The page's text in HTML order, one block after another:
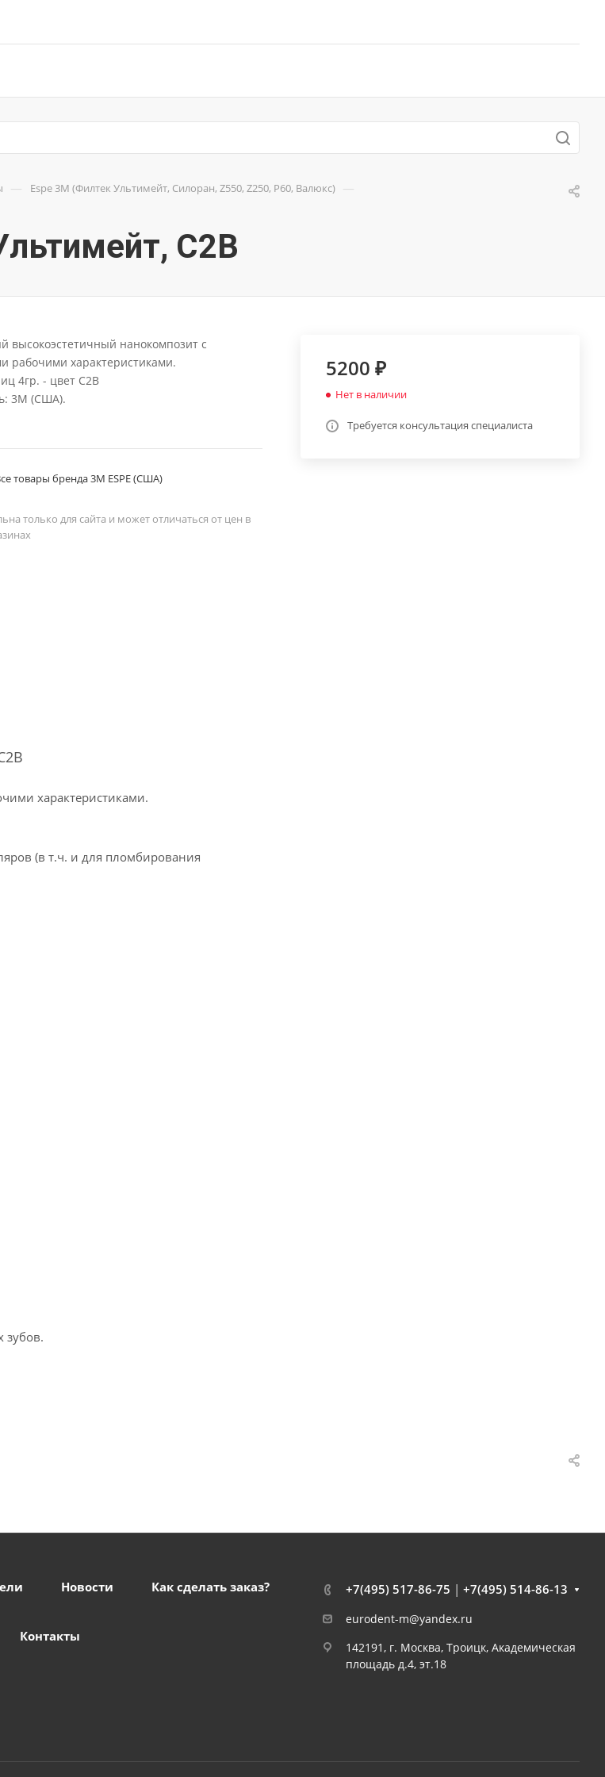
— Espe 3M (Филтек Ультимейт, Силоран, Z550, Z250, P60, Валюкс) —
C2B
5200 ₽
Нет в наличии
Требуется консультация специалиста
высокоэстетичный нанокомпозит c
рабочими характеристиками.
4гр. - цвет C2B
3М (США).
товары бренда 3M ESPE (США)
только для сайта и может отличаться от цен в
характеристиками.
(в т.ч. и для пломбирования
зубов.
Новости Как сделать заказ?
Контакты
+7(495) 517-86-75 | +7(495) 514-86-13
eurodent-m@yandex.ru
142191, г. Москва, Троицк, Академическая
площадь д.4, эт.18